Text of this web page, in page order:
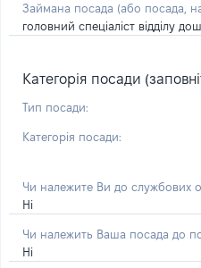
Займана посада (або посада,
головний спеціаліст відділу
Категорія посади
Тип посади:
Категорія посади:
Чи належите Ви до службових
Ні
Чи належить Ваша посада до
Ні